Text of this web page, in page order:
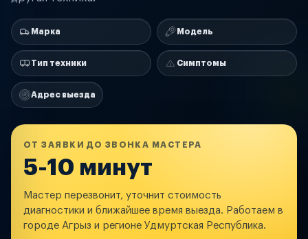
Марка Модель
Тип техники Симптомы
Адрес выезда
ОТ ЗАЯВКИ ДО ЗВОНКА МАСТЕРА
5-10 минут
Мастер перезвонит, уточнит стоимость
диагностики и ближайшее время выезда. Работаем в
городе Агрыз и регионе Удмуртская Республика.